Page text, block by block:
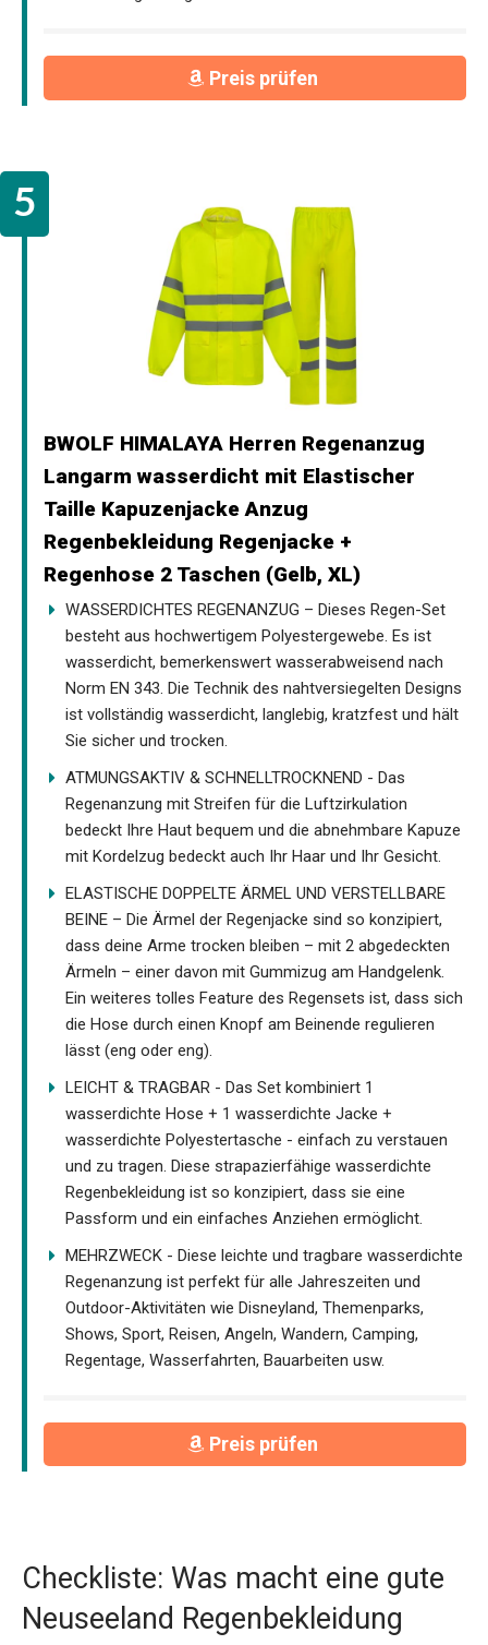
Preis prüfen
BWOLF HIMALAYA Herren Regenanzug
Langarm wasserdicht mit Elastischer
Taille Kapuzenjacke Anzug
Regenbekleidung Regenjacke +
Regenhose 2 Taschen (Gelb, XL)
WASSERDICHTES REGENANZUG – Dieses Regen-Set
besteht aus hochwertigem Polyestergewebe. Es ist
wasserdicht, bemerkenswert wasserabweisend nach
Norm EN 343. Die Technik des nahtversiegelten Designs
ist vollständig wasserdicht, langlebig, kratzfest und hält
Sie sicher und trocken.
ATMUNGSAKTIV & SCHNELLTROCKNEND - Das
Regenanzung mit Streifen für die Luftzirkulation
bedeckt Ihre Haut bequem und die abnehmbare Kapuze
mit Kordelzug bedeckt auch Ihr Haar und Ihr Gesicht.
ELASTISCHE DOPPELTE ÄRMEL UND VERSTELLBARE
BEINE – Die Ärmel der Regenjacke sind so konzipiert,
dass deine Arme trocken bleiben – mit 2 abgedeckten
Ärmeln – einer davon mit Gummizug am Handgelenk.
Ein weiteres tolles Feature des Regensets ist, dass sich
die Hose durch einen Knopf am Beinende regulieren
lässt (eng oder eng).
LEICHT & TRAGBAR - Das Set kombiniert 1
wasserdichte Hose + 1 wasserdichte Jacke +
wasserdichte Polyestertasche - einfach zu verstauen
und zu tragen. Diese strapazierfähige wasserdichte
Regenbekleidung ist so konzipiert, dass sie eine
Passform und ein einfaches Anziehen ermöglicht.
MEHRZWECK - Diese leichte und tragbare wasserdichte
Regenanzung ist perfekt für alle Jahreszeiten und
Outdoor-Aktivitäten wie Disneyland, Themenparks,
Shows, Sport, Reisen, Angeln, Wandern, Camping,
Regentage, Wasserfahrten, Bauarbeiten usw.
Preis prüfen
Checkliste: Was macht eine gute
Neuseeland Regenbekleidung